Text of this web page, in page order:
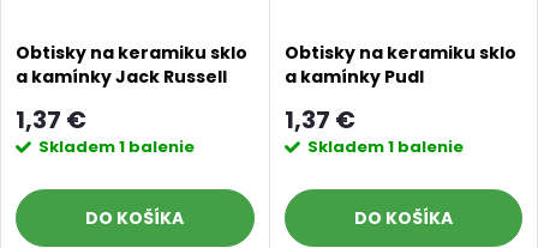
Obtisky na keramiku sklo
a kamínky Jack Russell
1,37 €
Skladem1 balenie
DO KOŠÍKA
Obtisky na keramiku sklo
a kamínky Pudl
1,37 €
Skladem1 balenie
DO KOŠÍKA